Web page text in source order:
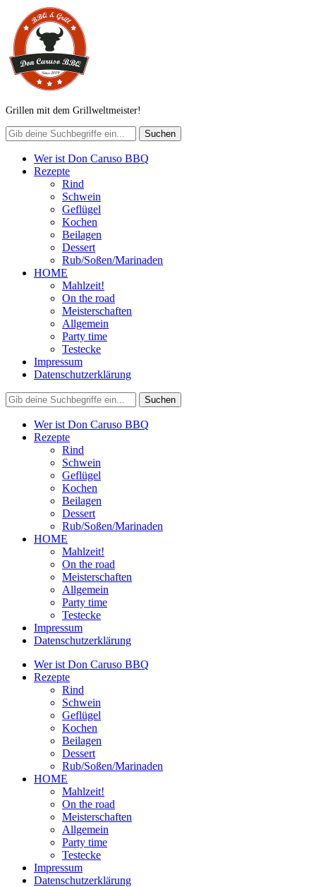
Grillen mit dem Grillweltmeister!
Wer ist Don Caruso BBQ
Rezepte
Rind
Schwein
Geflügel
Kochen
Beilagen
Dessert
Rub/Soßen/Marinaden
HOME
Mahlzeit!
On the road
Meisterschaften
Allgemein
Party time
Testecke
Impressum
Datenschutzerklärung
Wer ist Don Caruso BBQ
Rezepte
Rind
Schwein
Geflügel
Kochen
Beilagen
Dessert
Rub/Soßen/Marinaden
HOME
Mahlzeit!
On the road
Meisterschaften
Allgemein
Party time
Testecke
Impressum
Datenschutzerklärung
Wer ist Don Caruso BBQ
Rezepte
Rind
Schwein
Geflügel
Kochen
Beilagen
Dessert
Rub/Soßen/Marinaden
HOME
Mahlzeit!
On the road
Meisterschaften
Allgemein
Party time
Testecke
Impressum
Datenschutzerklärung